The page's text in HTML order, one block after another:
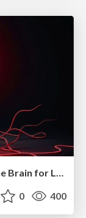
Primal Persuasion: How to Engage the Brain for Learning That Lasts
0 400